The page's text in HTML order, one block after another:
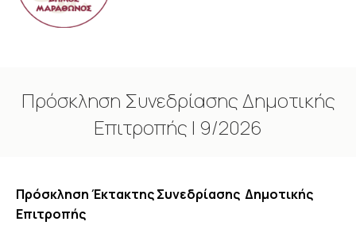
Πρόσκληση Συνεδρίασης Δημοτικής
Επιτροπής | 9/2026
Πρόσκληση Έκτακτης Συνεδρίασης Δημοτικής
Επιτροπής